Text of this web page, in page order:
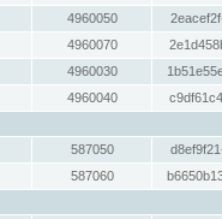
4960050
4960070
4960030
4960040
587050
587060